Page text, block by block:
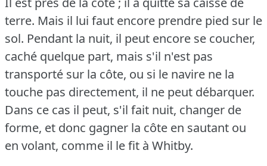
terre. Mais il lui faut encore prendre pied sur le
sol. Pendant la nuit, il peut encore se coucher,
caché quelque part, mais s'il n'est pas
transporté sur la côte, ou si le navire ne la
touche pas directement, il ne peut débarquer.
Dans ce cas il peut, s'il fait nuit, changer de
forme, et donc gagner la côte en sautant ou
en volant, comme il le fit à Whitby.